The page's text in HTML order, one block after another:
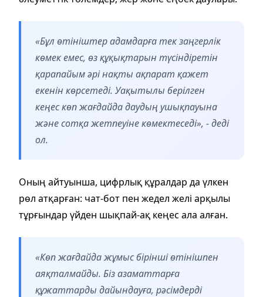
«Бұл өтініштер адамдарға тек заңгерлік
көмек емес, өз құқықтарын түсіндіретін
қарапайым әрі нақты ақпарат қажет
екенін көрсетеді. Уақытылы берілген
кеңес көп жағдайда даудың ушықпауына
және сотқа жетпеуіне көмектеседі», - деді
ол.
Оның айтуынша, цифрлық құралдар да үлкен
рөл атқарған: чат-бот пен жедел желі арқылы
тұрғындар үйден шықпай-ақ кеңес ала алған.
«Көп жағдайда жұмыс бірінші өтінішпен
аяқталмайды. Біз азаматтарға
құжаттарды дайындауға, рәсімдерді